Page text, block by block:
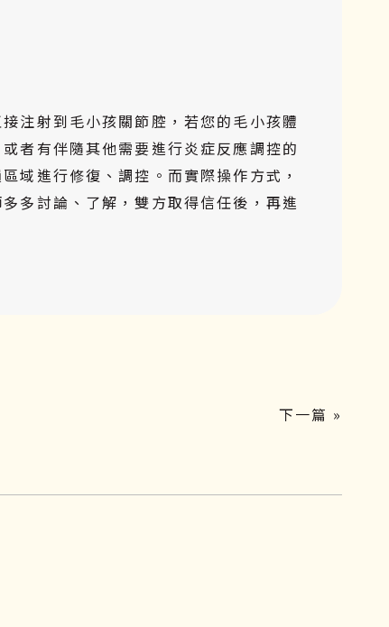
注射到毛小孩關節腔，若您的毛小孩體
者有伴隨其他需要進行炎症反應調控的
域進行修復、調控。而實際操作方式，
多討論、了解，雙方取得信任後，再進
下一篇 »